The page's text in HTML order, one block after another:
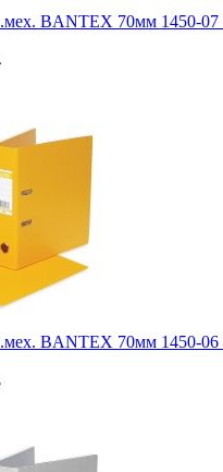
BANTEX 70мм 1450-07
BANTEX 70мм 1450-06